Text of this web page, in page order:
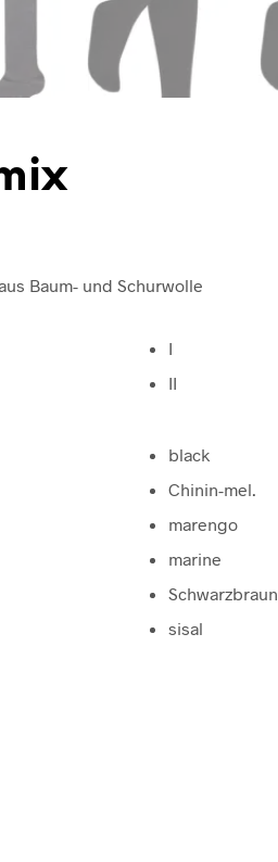
Baum- und Schurwolle
I
II
black
Chinin-mel.
marengo
marine
Schwarzbraun
sisal